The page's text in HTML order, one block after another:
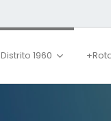
Distrito 1960